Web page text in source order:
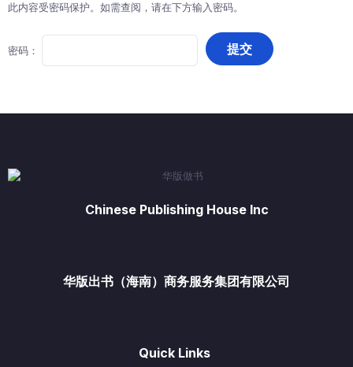
此内容受密码保护。如需查阅，请在下方输入密码。
密码：
Chinese Publishing House Inc
华版出书（海南）商务服务集团有限公司
Quick Links